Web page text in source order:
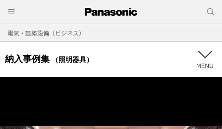
電気・建築設備（ビジネス）
納入事例集 （照明器具）